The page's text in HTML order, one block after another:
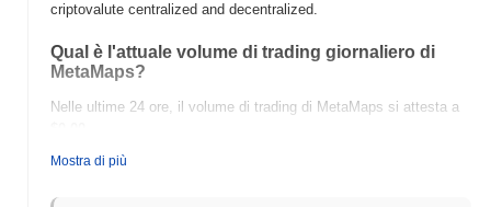
criptovalute centralized and decentralized.
Qual è l'attuale volume di trading giornaliero di
MetaMaps?
Nelle ultime 24 ore, il volume di trading di MetaMaps si attesta a
Qual è lo storico della fascia di prezzo di
Mostra di più